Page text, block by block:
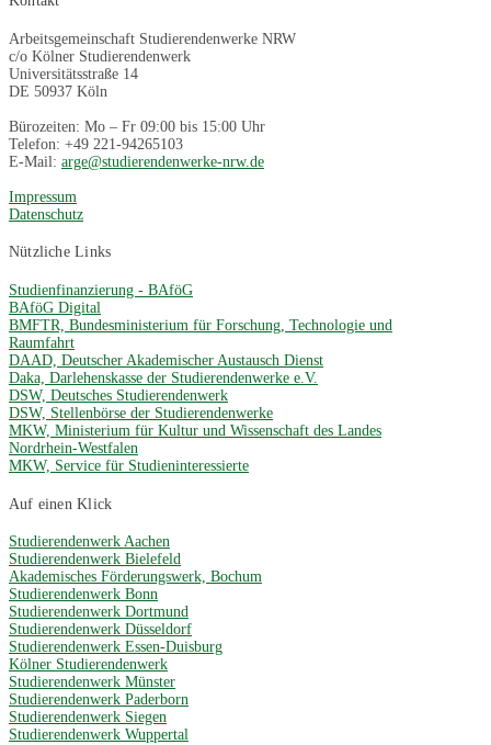
Arbeitsgemeinschaft Studierendenwerke NRW
c/o Kölner Studierendenwerk
Universitätsstraße 14
DE 50937 Köln
Bürozeiten: Mo – Fr 09:00 bis 15:00 Uhr
Telefon: +49 221-94265103
E-Mail: arge@studierendenwerke-nrw.de
Impressum
Datenschutz
Nützliche Links
Studienfinanzierung - BAföG
BAföG Digital
BMFTR, Bundesministerium für Forschung, Technologie und
Raumfahrt
DAAD, Deutscher Akademischer Austausch Dienst
Daka, Darlehenskasse der Studierendenwerke e.V.
DSW, Deutsches Studierendenwerk
DSW, Stellenbörse der Studierendenwerke
MKW, Ministerium für Kultur und Wissenschaft des Landes
Nordrhein-Westfalen
MKW, Service für Studieninteressierte
Auf einen Klick
Studierendenwerk Aachen
Studierendenwerk Bielefeld
Akademisches Förderungswerk, Bochum
Studierendenwerk Bonn
Studierendenwerk Dortmund
Studierendenwerk Düsseldorf
Studierendenwerk Essen-Duisburg
Kölner Studierendenwerk
Studierendenwerk Münster
Studierendenwerk Paderborn
Studierendenwerk Siegen
Studierendenwerk Wuppertal